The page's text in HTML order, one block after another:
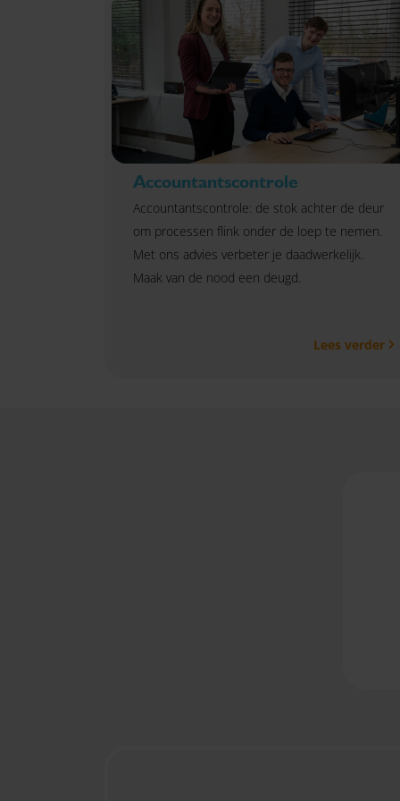
Accountantscontrole
Accountantscontrole: de stok achter de deur
om processen flink onder de loep te nemen.
Met ons advies verbeter je daadwerkelijk.
Maak van de nood een deugd.
Lees verder